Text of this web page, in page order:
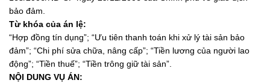
bảo đảm.
Từ khóa của án lệ:
“Hợp đồng tín dụng”; “Ưu tiên thanh toán khi xử lý tài sản bảo
đảm”; “Chi phí sửa chữa, nâng cấp”; “Tiền lương của người lao
động”; “Tiền thuế”; “Tiền trông giữ tài sản”.
NỘI DUNG VỤ ÁN: